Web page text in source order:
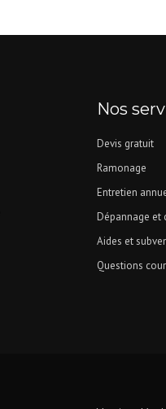
Nos
Devis gratuit
Ramonage
Entretien
Dépannage et
Aides et
Questions